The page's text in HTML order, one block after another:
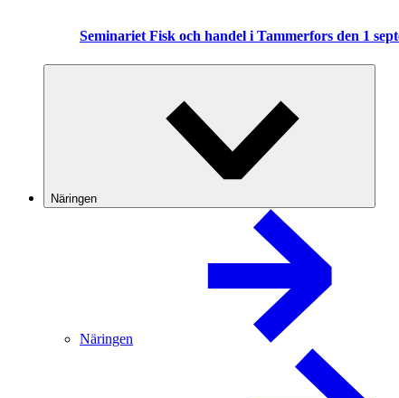
Seminariet Fisk och handel i Tammerfors den 1
Näringen
Näringen